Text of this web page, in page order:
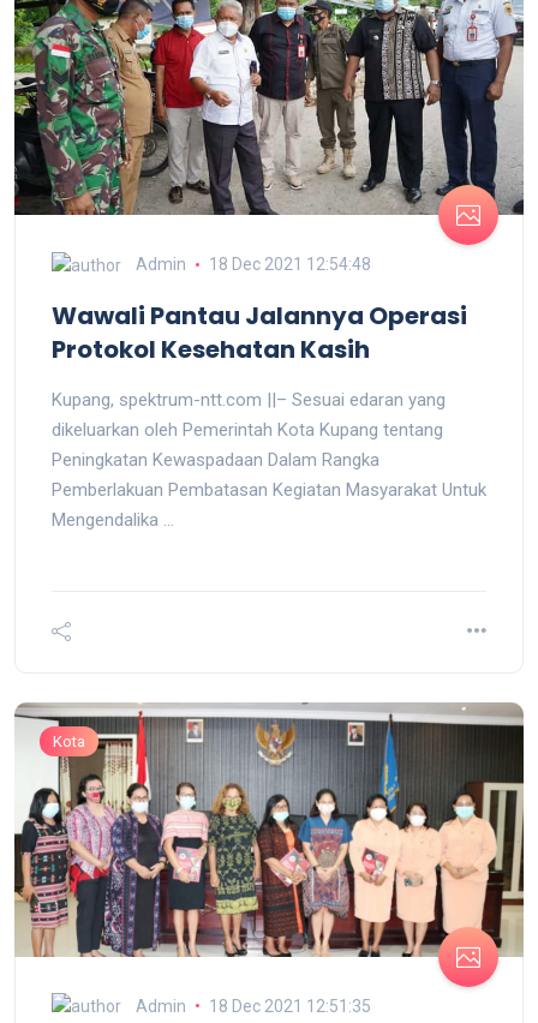
Admin 18 Dec 2021 12:54:48
Wawali Pantau Jalannya Operasi
Protokol Kesehatan Kasih
Kupang, spektrum-ntt.com ||– Sesuai edaran yang
dikeluarkan oleh Pemerintah Kota Kupang tentang
Peningkatan Kewaspadaan Dalam Rangka
Pemberlakuan Pembatasan Kegiatan Masyarakat Untuk
Mengendalika ...
Kota
Admin 18 Dec 2021 12:51:35